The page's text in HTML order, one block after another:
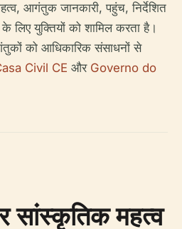
आगंतुक जानकारी, पहुंच, निर्देशित
लिए युक्तियों को शामिल करता है।
को आधिकारिक संसाधनों से
Civil CE और Governo do
सांस्कृतिक महत्व